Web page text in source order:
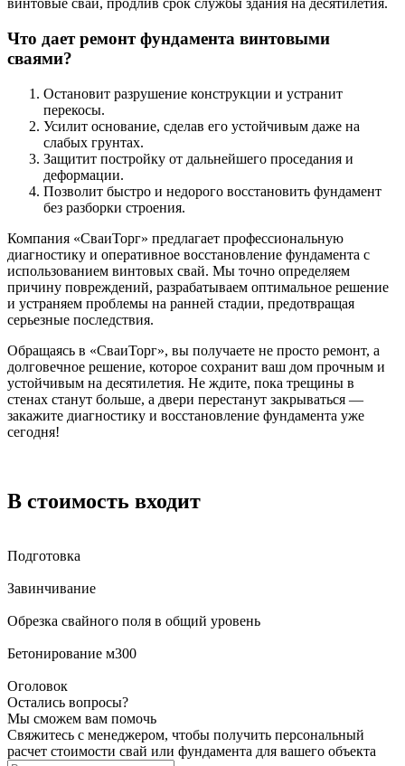
винтовые сваи, продлив срок службы здания на десятилетия.
Что дает ремонт фундамента винтовыми
сваями?
Остановит разрушение конструкции и устранит
перекосы.
Усилит основание, сделав его устойчивым даже на
слабых грунтах.
Защитит постройку от дальнейшего проседания и
деформации.
Позволит быстро и недорого восстановить фундамент
без разборки строения.
Компания «СваиТорг» предлагает профессиональную
диагностику и оперативное восстановление фундамента с
использованием винтовых свай. Мы точно определяем
причину повреждений, разрабатываем оптимальное решение
и устраняем проблемы на ранней стадии, предотвращая
серьезные последствия.
Обращаясь в «СваиТорг», вы получаете не просто ремонт, а
долговечное решение, которое сохранит ваш дом прочным и
устойчивым на десятилетия. Не ждите, пока трещины в
стенах станут больше, а двери перестанут закрываться —
закажите диагностику и восстановление фундамента уже
сегодня!
В стоимость входит
Подготовка
Завинчивание
Обрезка свайного поля в общий уровень
Бетонирование м300
Оголовок
Остались вопросы?
Мы сможем вам помочь
Свяжитесь с менеджером, чтобы получить персональный
расчет стоимости свай или фундамента для вашего объекта